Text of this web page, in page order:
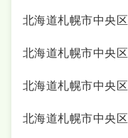
北海道札幌市中央区
北海道札幌市中央区
北海道札幌市中央区
北海道札幌市中央区